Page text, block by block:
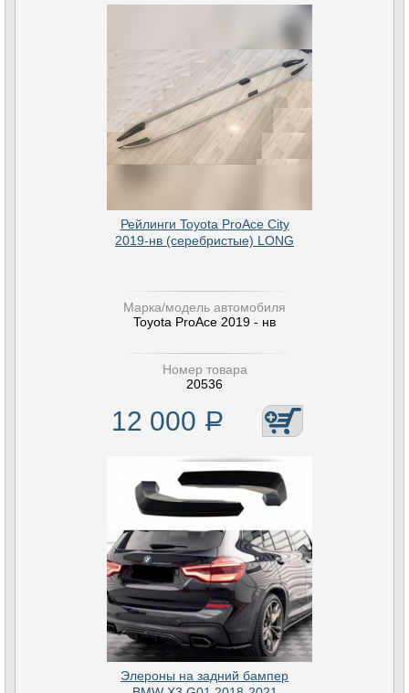
Рейлинги Toyota ProAce City
2019-нв (серебристые) LONG
Марка/модель автомобиля
Toyota ProAce 2019 - нв
Номер товара
20536
12 000 Р
Элероны на задний бампер